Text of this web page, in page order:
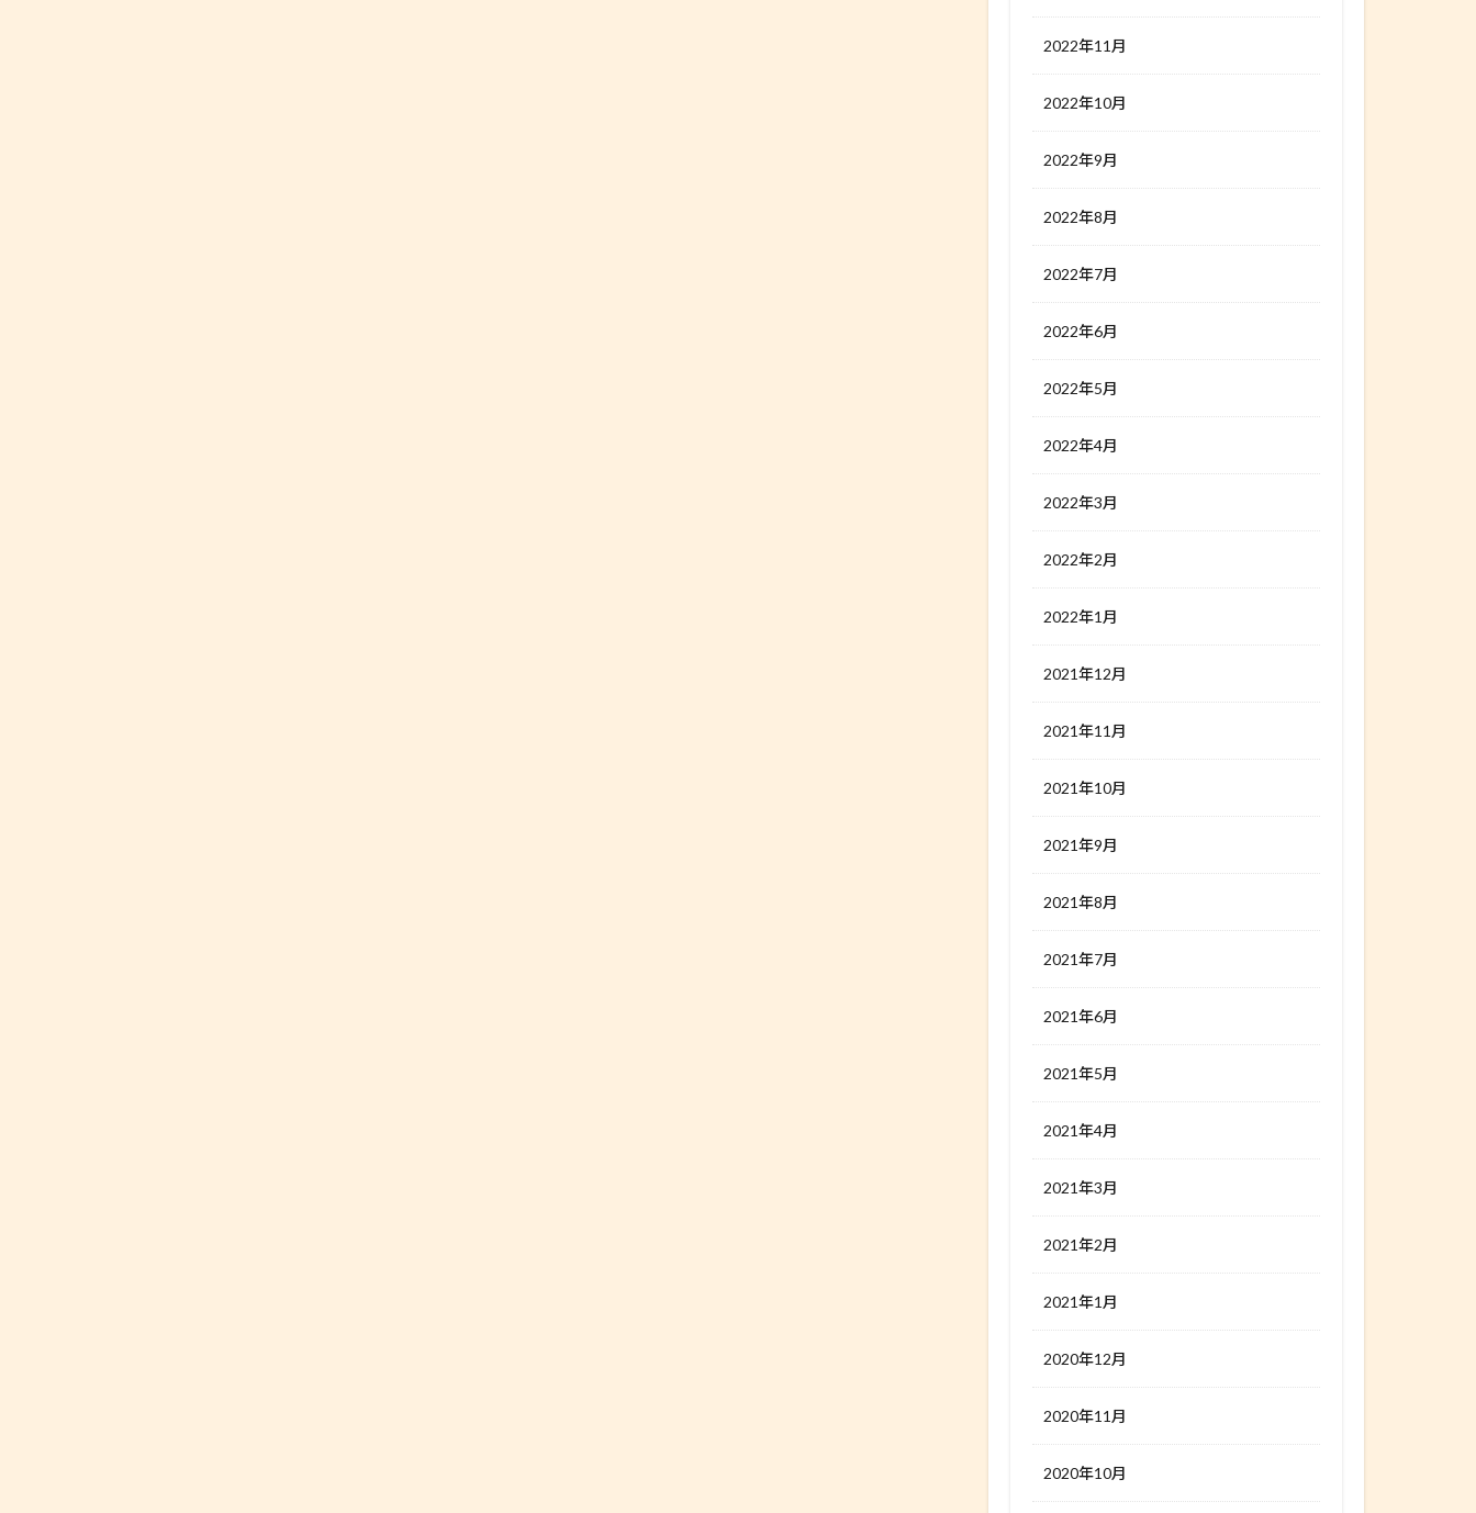
2022年11月
2022年10月
2022年9月
2022年8月
2022年7月
2022年6月
2022年5月
2022年4月
2022年3月
2022年2月
2022年1月
2021年12月
2021年11月
2021年10月
2021年9月
2021年8月
2021年7月
2021年6月
2021年5月
2021年4月
2021年3月
2021年2月
2021年1月
2020年12月
2020年11月
2020年10月